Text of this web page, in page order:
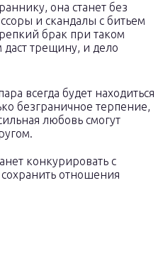
она станет без
и скандалы с битьем
брак при таком
трещину, и дело
всегда будет находиться
безграничное терпение,
любовь смогут
конкурировать с
отношения